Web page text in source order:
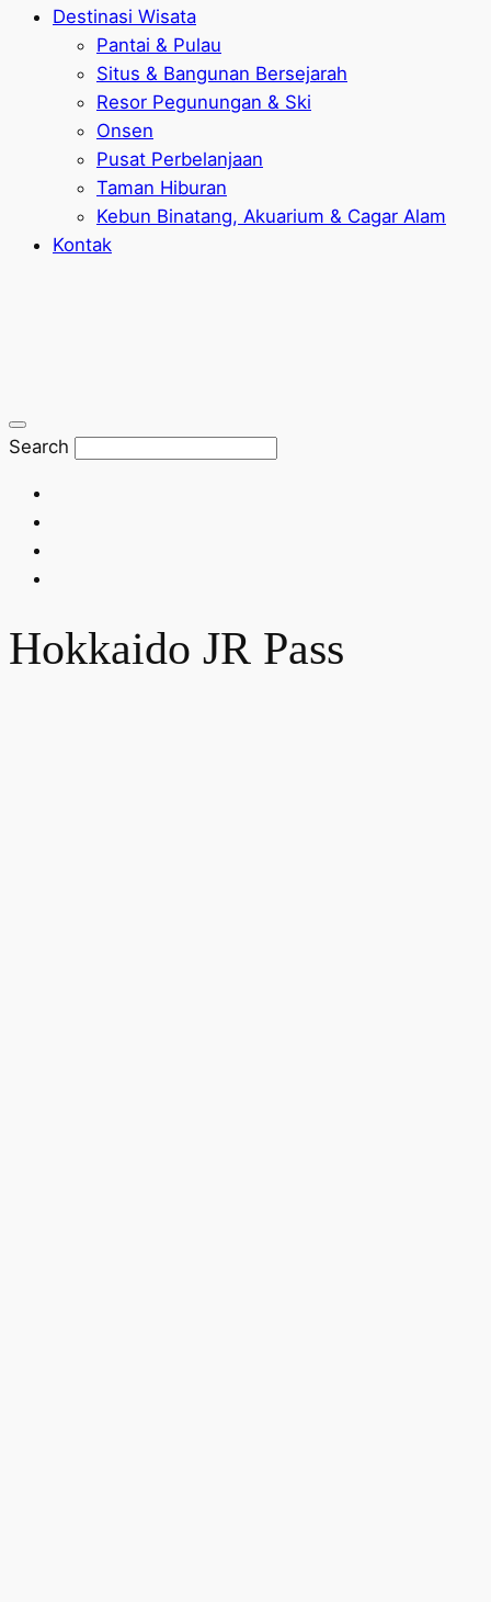
Destinasi Wisata
Pantai & Pulau
Situs & Bangunan Bersejarah
Resor Pegunungan & Ski
Onsen
Pusat Perbelanjaan
Taman Hiburan
Kebun Binatang, Akuarium & Cagar Alam
Kontak
Search
Hokkaido JR Pass